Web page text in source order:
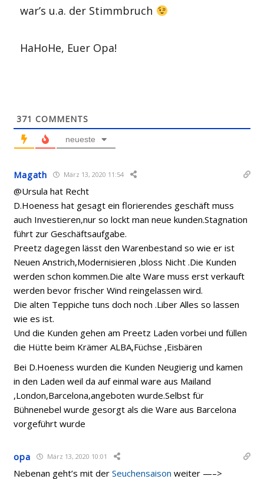
war’s u.a. der Stimmbruch
HaHoHe, Euer Opa!
371 COMMENTS
neueste
Magath März 13, 2020 11:54
@Ursula hat Recht
D.Hoeness hat gesagt ein florierendes geschäft muss
auch Investieren,nur so lockt man neue kunden.Stagnation
führt zur Geschäftsaufgabe.
Preetz dagegen lässt den Warenbestand so wie er ist
Neuen Anstrich,Modernisieren ,bloss Nicht .Die Kunden
werden schon kommen.Die alte Ware muss erst verkauft
werden bevor frischer Wind reingelassen wird.
Die alten Teppiche tuns doch noch .Liber Alles so lassen
wie es ist.
Und die Kunden gehen am Preetz Laden vorbei und füllen
die Hütte beim Krämer ALBA,Füchse ,Eisbären
Bei D.Hoeness wurden die Kunden Neugierig und kamen
in den Laden weil da auf einmal ware aus Mailand
,London,Barcelona,angeboten wurde.Selbst für
Bühnenebel wurde gesorgt als die Ware aus Barcelona
vorgeführt wurde
opa März 13, 2020 10:01
Nebenan geht’s mit derSeuchensaison weiter —–>